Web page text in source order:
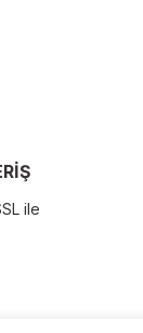
görüntülenemiyor.
pahalı.
olmalı.
ile